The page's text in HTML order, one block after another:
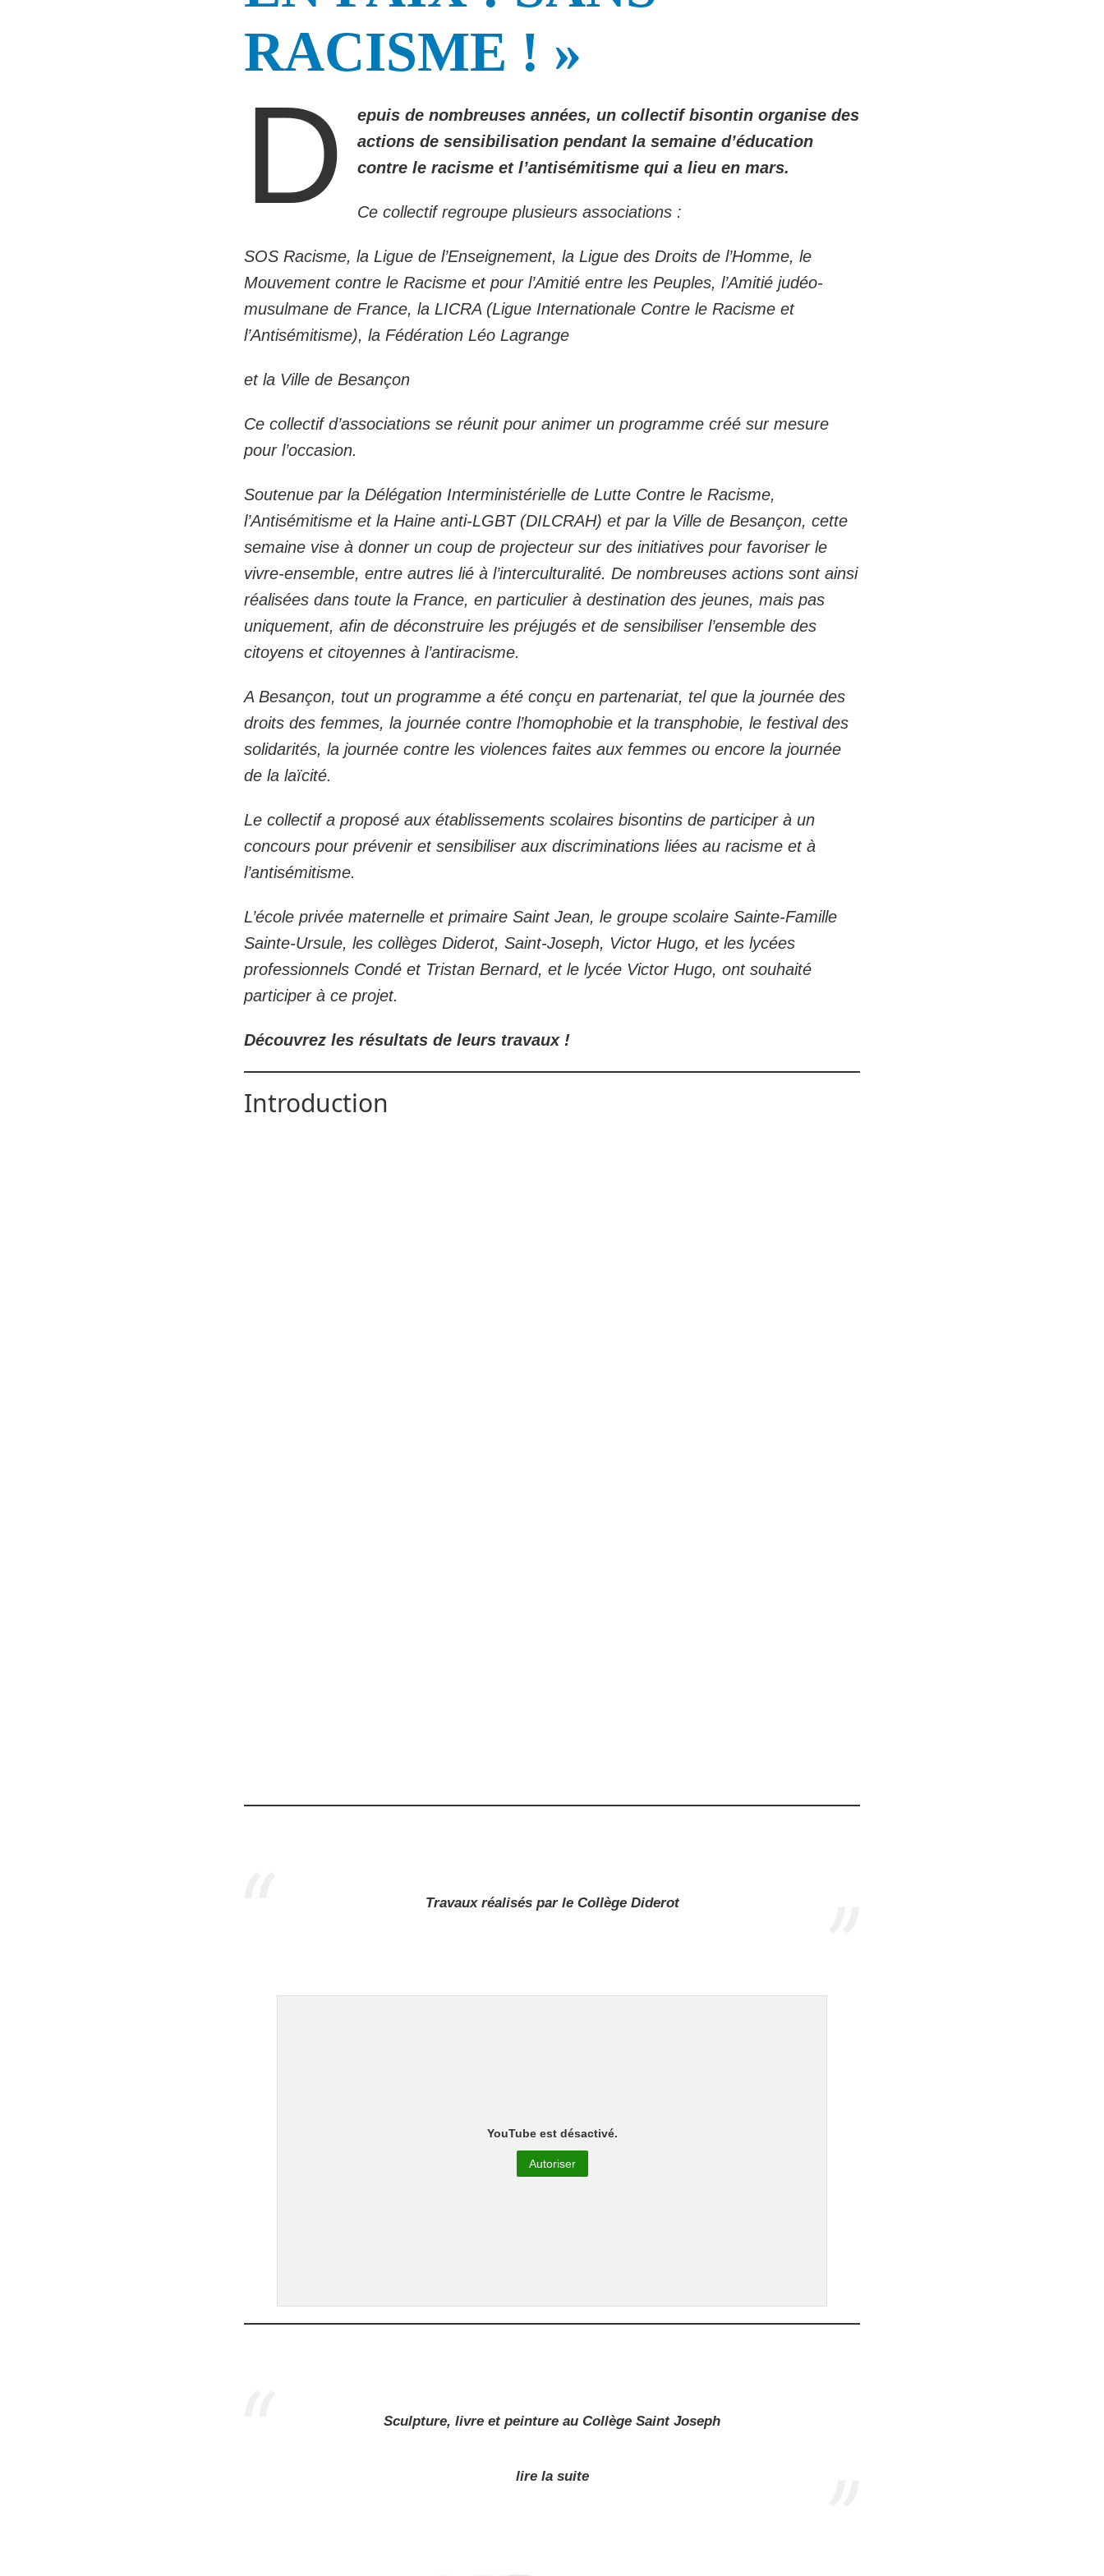
RACISME ! »
D
epuis de nombreuses années, un collectif bisontin organise des
actions de sensibilisation pendant la semaine d’éducation
contre le racisme et l’antisémitisme qui a lieu en mars.
Ce collectif regroupe plusieurs associations :
SOS Racisme, la Ligue de l’Enseignement, la Ligue des Droits de l’Homme, le
Mouvement contre le Racisme et pour l’Amitié entre les Peuples, l’Amitié judéo-
musulmane de France, la LICRA (Ligue Internationale Contre le Racisme et
l’Antisémitisme), la Fédération Léo Lagrange
et la Ville de Besançon
Ce collectif d’associations se réunit pour animer un programme créé sur mesure
pour l’occasion.
Soutenue par la Délégation Interministérielle de Lutte Contre le Racisme,
l’Antisémitisme et la Haine anti-LGBT (DILCRAH) et par la Ville de Besançon, cette
semaine vise à donner un coup de projecteur sur des initiatives pour favoriser le
vivre-ensemble, entre autres lié à l’interculturalité. De nombreuses actions sont ainsi
réalisées dans toute la France, en particulier à destination des jeunes, mais pas
uniquement, afin de déconstruire les préjugés et de sensibiliser l’ensemble des
citoyens et citoyennes à l’antiracisme.
A Besançon, tout un programme a été conçu en partenariat, tel que la journée des
droits des femmes, la journée contre l’homophobie et la transphobie, le festival des
solidarités, la journée contre les violences faites aux femmes ou encore la journée
de la laïcité.
Le collectif a proposé aux établissements scolaires bisontins de participer à un
concours pour prévenir et sensibiliser aux discriminations liées au racisme et à
l’antisémitisme.
L’école privée maternelle et primaire Saint Jean, le groupe scolaire Sainte-Famille
Sainte-Ursule, les collèges Diderot, Saint-Joseph, Victor Hugo, et les lycées
professionnels Condé et Tristan Bernard, et le lycée Victor Hugo, ont souhaité
participer à ce projet.
Découvrez les résultats de leurs travaux !
Introduction
Travaux réalisés par le Collège Diderot
YouTube est désactivé.
Autoriser
Sculpture, livre et peinture au Collège Saint Joseph
lire la suite